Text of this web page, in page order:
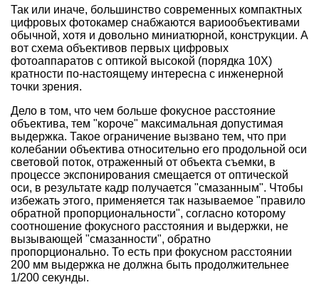
Так или иначе, большинство современных компактных
цифровых фотокамер снабжаются вариообъективами
обычной, хотя и довольно миниатюрной, конструкции. А
вот схема объективов первых цифровых
фотоаппаратов с оптикой высокой (порядка 10Х)
кратности по-настоящему интересна с инженерной
точки зрения.
Дело в том, что чем больше фокусное расстояние
объектива, тем "короче" максимальная допустимая
выдержка. Такое ограничение вызвано тем, что при
колебании объектива относительно его продольной оси
световой поток, отраженный от объекта съемки, в
процессе экспонирования смещается от оптической
оси, в результате кадр получается "смазанным". Чтобы
избежать этого, применяется так называемое "правило
обратной пропорциональности", согласно которому
соотношение фокусного расстояния и выдержки, не
вызывающей "смазанности", обратно
пропорционально. То есть при фокусном расстоянии
200 мм выдержка не должна быть продолжительнее
1/200 секунды.